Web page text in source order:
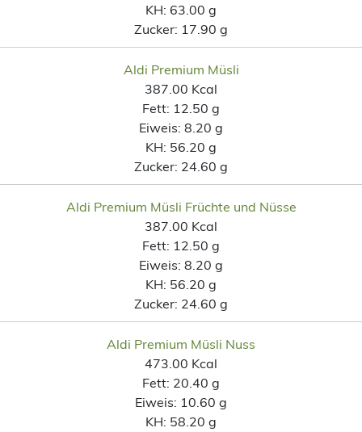
KH: 63.00 g
Zucker: 17.90 g
Aldi Premium Müsli
387.00 Kcal
Fett: 12.50 g
Eiweis: 8.20 g
KH: 56.20 g
Zucker: 24.60 g
Aldi Premium Müsli Früchte und Nüsse
387.00 Kcal
Fett: 12.50 g
Eiweis: 8.20 g
KH: 56.20 g
Zucker: 24.60 g
Aldi Premium Müsli Nuss
473.00 Kcal
Fett: 20.40 g
Eiweis: 10.60 g
KH: 58.20 g